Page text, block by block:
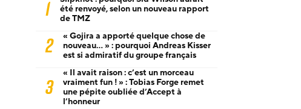
1
été renvoyé, selon un nouveau rapport
de TMZ
2
« Gojira a apporté quelque chose de
nouveau… » : pourquoi Andreas Kisser
est si admiratif du groupe français
3
« Il avait raison : c’est un morceau
vraiment fun ! » : Tobias Forge remet
une pépite oubliée d’Accept à
l’honneur